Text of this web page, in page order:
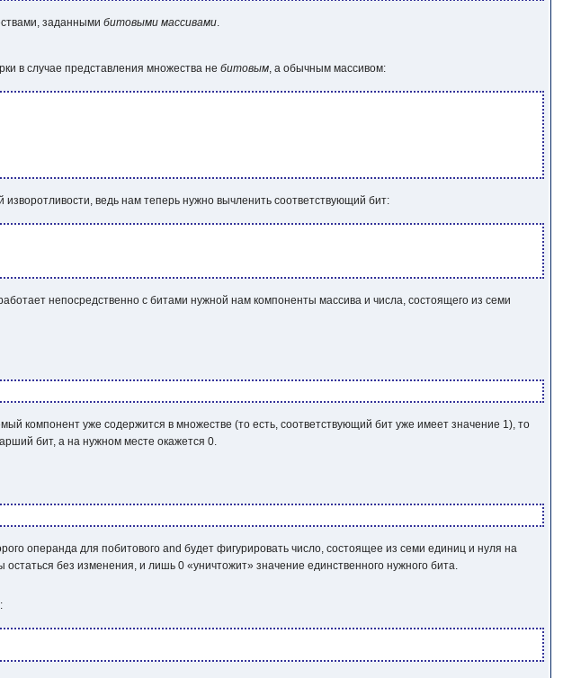
заданнымибитовыми массивами.
в случае представления множества небитовым, а обычным массивом:
изворотливости, ведь нам теперь нужно вычленить соответствующий бит:
непосредственно с битами нужной нам компоненты массива и числа, состоящего из семи
компонент уже содержится в множестве (то есть, соответствующий бит уже имеет значение 1), то
бит, а на нужном месте окажется0.
операнда для побитовогоand будет фигурировать число, состоящее из семи единиц и нуля на
остаться без изменения, и лишь0 «уничтожит» значение единственного нужного бита.